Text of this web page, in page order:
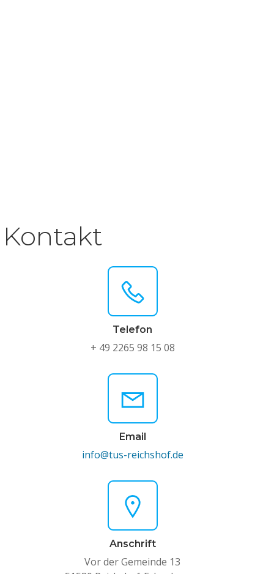
Kontakt
Telefon
+ 49 2265 98 15 08
Email
info@tus-reichshof.de
Anschrift
Vor der Gemeinde 13